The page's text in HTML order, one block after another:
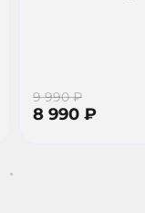
9 990 ₽
8 990 ₽